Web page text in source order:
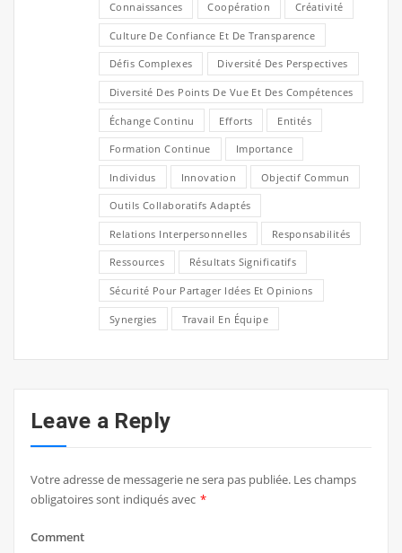
Connaissances Coopération Créativité
Culture De Confiance Et De Transparence
Défis Complexes Diversité Des Perspectives
Diversité Des Points De Vue Et Des Compétences
Échange Continu Efforts Entités
Formation Continue Importance
Individus Innovation Objectif Commun
Outils Collaboratifs Adaptés
Relations Interpersonnelles Responsabilités
Ressources Résultats Significatifs
Sécurité Pour Partager Idées Et Opinions
Synergies Travail En Équipe
Leave a Reply
Votre adresse de messagerie ne sera pas publiée. Les champs
obligatoires sont indiqués avec *
Comment